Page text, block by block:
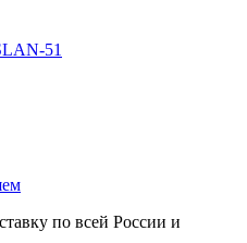
51
по всей России и